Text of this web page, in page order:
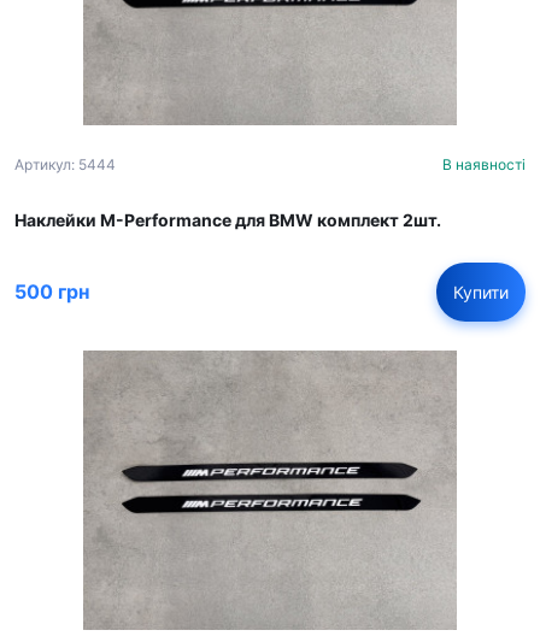
Артикул: 5444 В наявності
Наклейки M-Performance для BMW комплект 2шт.
500 грн Купити